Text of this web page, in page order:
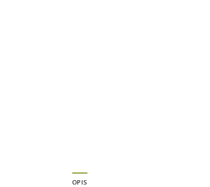
OPIS